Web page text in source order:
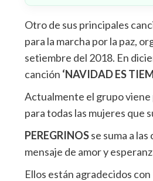
Otro de sus principales
para la marcha por la paz,
setiembre del 2018. En
canción ‘NAVIDAD ES
Actualmente el grupo viene
para todas las mujeres que
PEREGRINOSse suma a
mensaje de amor y
Ellos están agradecidos